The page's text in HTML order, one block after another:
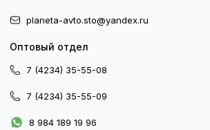
planeta-avto.sto@yandex.ru
Оптовый отдел
7 (4234) 35-55-08
7 (4234) 35-55-09
8 984 189 19 96